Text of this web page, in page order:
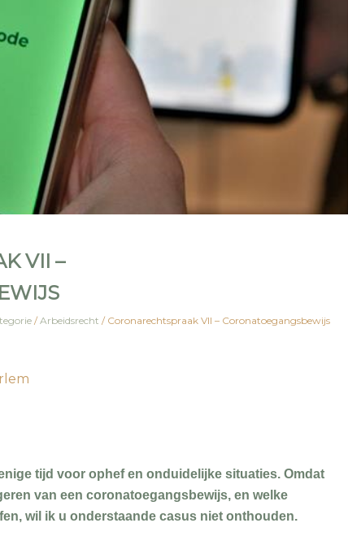
VII –
/ Arbeidsrecht /Coronarechtspraak VII – Coronatoegangsbewijs
tijd voor ophef en onduidelijke situaties. Omdat
van een coronatoegangsbewijs, en welke
wil ik u onderstaande casus niet onthouden.